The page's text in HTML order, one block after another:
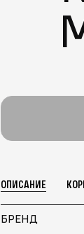
ОПИСАНИЕ
БРЕНД